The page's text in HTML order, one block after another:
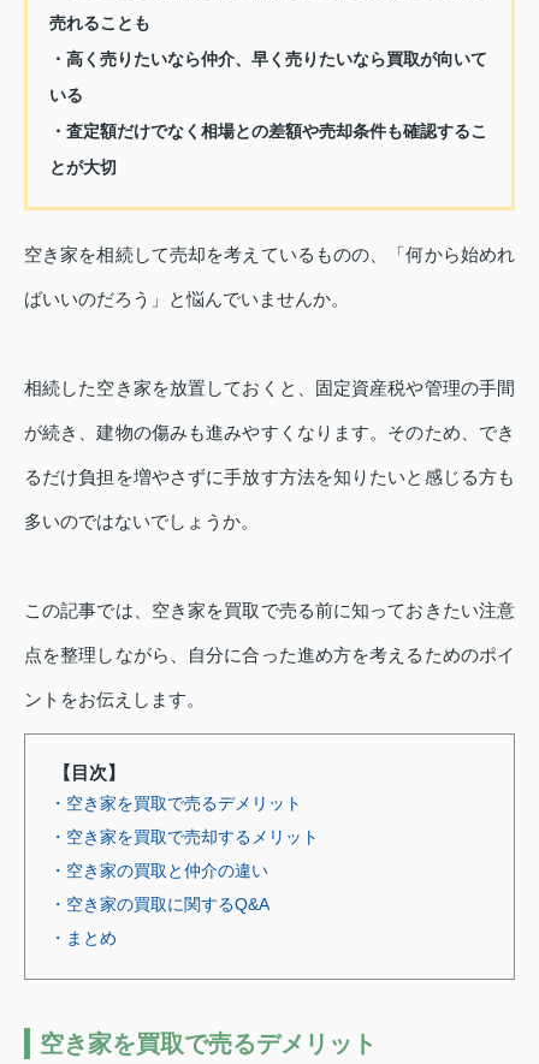
売れることも
・高く売りたいなら仲介、早く売りたいなら買取が向いて
いる
・査定額だけでなく相場との差額や売却条件も確認するこ
とが大切
空き家を相続して売却を考えているものの、「何から始めれ
ばいいのだろう」と悩んでいませんか。
相続した空き家を放置しておくと、固定資産税や管理の手間
が続き、建物の傷みも進みやすくなります。そのため、でき
るだけ負担を増やさずに手放す方法を知りたいと感じる方も
多いのではないでしょうか。
この記事では、空き家を買取で売る前に知っておきたい注意
点を整理しながら、自分に合った進め方を考えるためのポイ
ントをお伝えします。
【目次】
・ 空き家を買取で売るデメリット
・空き家を買取で売却するメリット
・空き家の買取と仲介の違い
・空き家の買取に関するQ&A
・まとめ
空き家を買取で売るデメリット